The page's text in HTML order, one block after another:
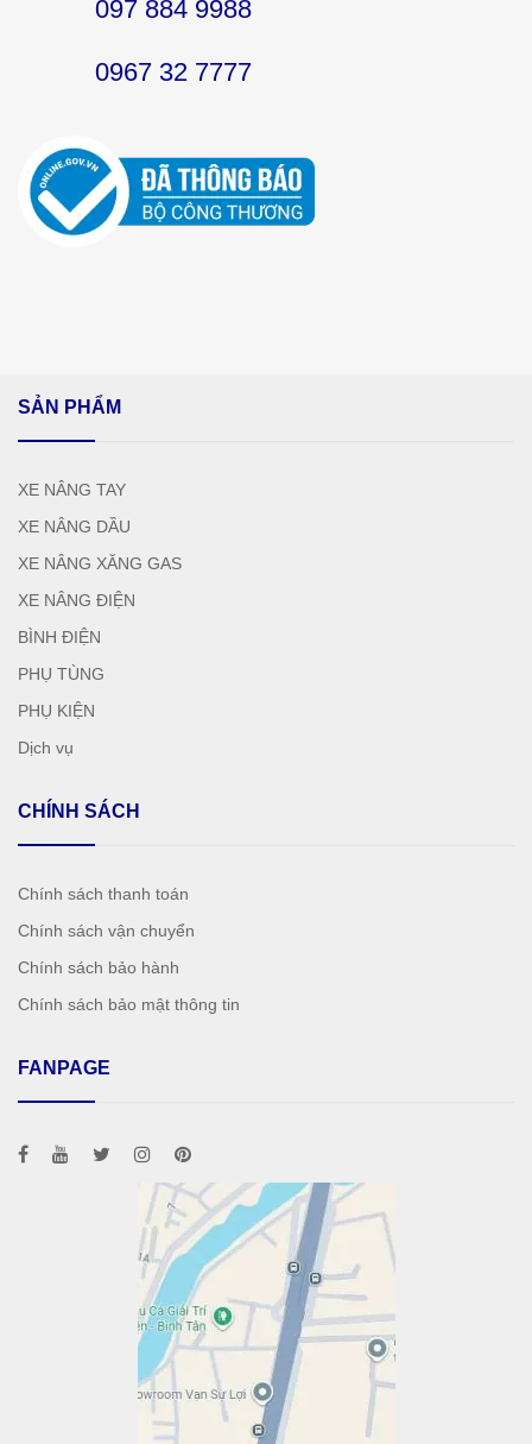
097 884 9988
0967 32 7777
SẢN PHẨM
XE NÂNG TAY
XE NÂNG DẦU
XE NÂNG XĂNG GAS
XE NÂNG ĐIỆN
BÌNH ĐIỆN
PHỤ TÙNG
PHỤ KIỆN
Dịch vụ
CHÍNH SÁCH
Chính sách thanh toán
Chính sách vận chuyển
Chính sách bảo hành
Chính sách bảo mật thông tin
FANPAGE